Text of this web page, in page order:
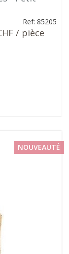
Ref: 85205
/ pièce
NOUVEAUTÉ